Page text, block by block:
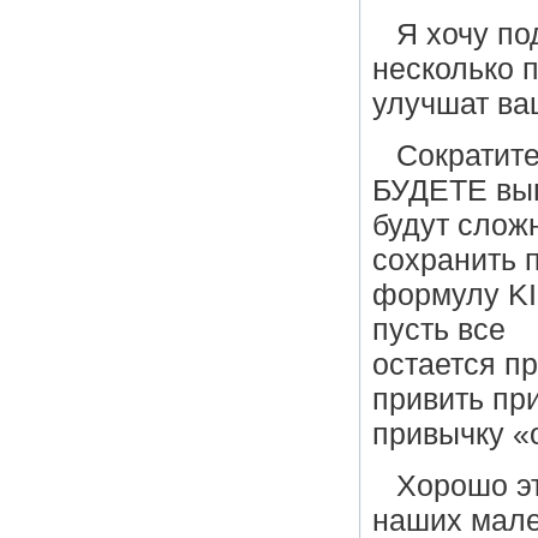
Я хочу
несколько
улучшат
БУДЕТЕ
будут
сохранить
формулу
пусть все
остается
привить
привычку
Хорошо
наших